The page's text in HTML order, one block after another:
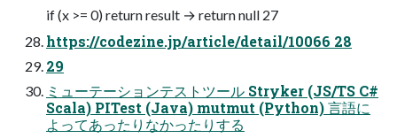
if (x >= 0) return result → return null 27
https://codezine.jp/article/detail/10066 28
29
ミューテーションテストツール Stryker (JS/TS C#
Scala) PITest (Java) mutmut (Python) 言語に
よってあったりなかったりする